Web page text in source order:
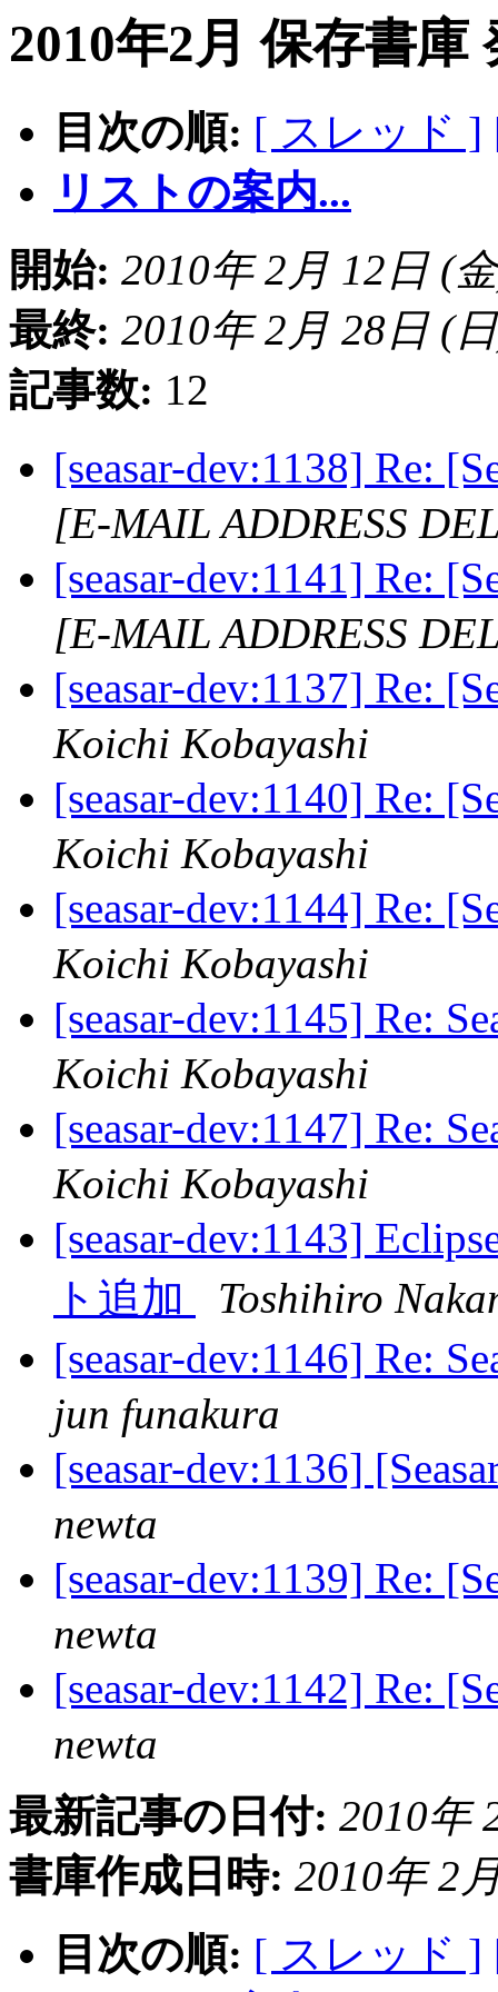
2010年2月 保存書庫
目次の順: [ スレッド ]
リストの案内...
開始: 2010年 2月 12日 (
最終: 2010年 2月 28日 (
記事数: 12
[seasar-dev:1138] Re:
[E-MAIL ADDRESS
[seasar-dev:1141] Re:
[E-MAIL ADDRESS
[seasar-dev:1137] Re:
Koichi Kobayashi
[seasar-dev:1140] Re:
Koichi Kobayashi
[seasar-dev:1144] Re:
Koichi Kobayashi
[seasar-dev:1145] Re:
Koichi Kobayashi
[seasar-dev:1147] Re:
Koichi Kobayashi
[seasar-dev:1143]
ト追加
Toshihiro
[seasar-dev:1146] Re:
jun funakura
[seasar-dev:1136]
newta
[seasar-dev:1139] Re:
newta
[seasar-dev:1142] Re:
newta
最新記事の日付: 2010年
書庫作成日時: 2010年 2
目次の順: [ スレッド ]